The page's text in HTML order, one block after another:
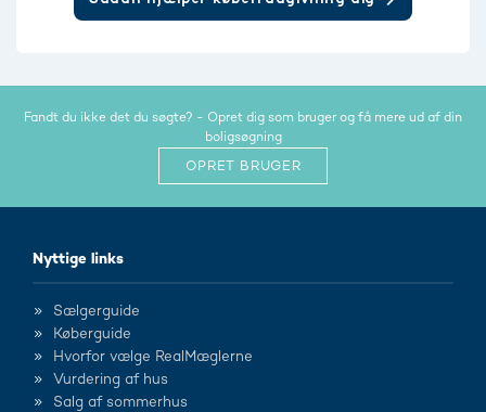
Fandt du ikke det du søgte? - Opret dig som bruger og få mere ud af din
boligsøgning
OPRET BRUGER
Nyttige links
Sælgerguide
Køberguide
Hvorfor vælge RealMæglerne
Vurdering af hus
Salg af sommerhus